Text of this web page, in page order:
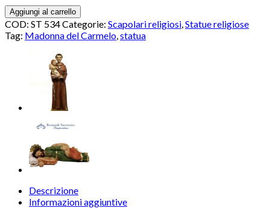
Aggiungi al carrello
COD: ST 534Categorie: Scapolari religiosi Statue religiose
Tag: Madonna del Carmelo statua
Descrizione
Informazioni aggiuntive